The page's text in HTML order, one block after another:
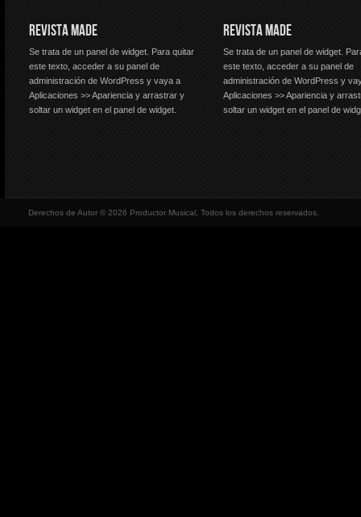
REVISTA MADE
Se trata de un panel de widget. Para quitar
este texto, acceder a su panel de
administración de WordPress y vaya a
Aplicaciones >> Apariencia y arrastrar y
soltar un widget en el panel de widget.
REVISTA MADE
Se trata de un panel de widget.
este texto, acceder a su panel de
administración de WordPress y
Aplicaciones >> Apariencia y
soltar un widget en el panel de
Derechos de Autor © 2026 Productor Musical, Todos los derechos reservados.